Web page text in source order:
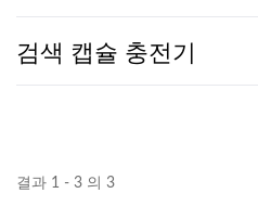
검색 캡슐 충전기
결과 1 - 3 의 3